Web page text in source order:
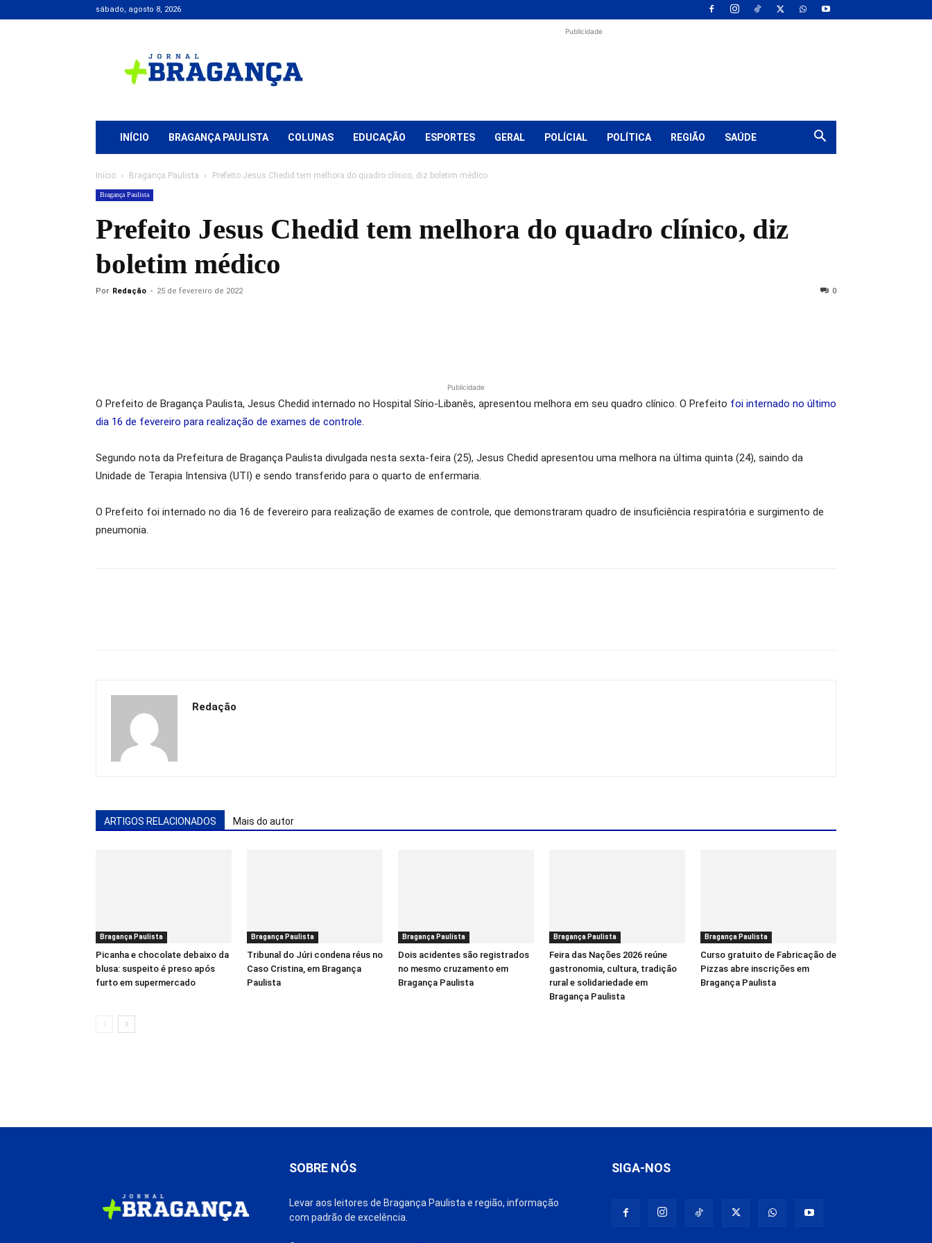
sábado, agosto 8, 2026
+
Bragança
Publicidade
INÍCIO BRAGANÇA PAULISTA COLUNAS EDUCAÇÃO ESPORTES GERAL POLÍCIAL POLÍTICA REGIÃO SAÚDE
Início Bragança Paulista Prefeito Jesus Chedid tem melhora do quadro clínico, diz boletim médico
Bragança Paulista
Prefeito Jesus Chedid tem melhora do quadro clínico, diz
boletim médico
Por Redação - 25 de fevereiro de 2022 0
Publicidade
O Prefeito de Bragança Paulista, Jesus Chedid internado no Hospital Sírio-Libanês, apresentou melhora em seu quadro clínico. O Prefeito foi internado no último
dia 16 de fevereiro para realização de exames de controle.
Segundo nota da Prefeitura de Bragança Paulista divulgada nesta sexta-feira (25), Jesus Chedid apresentou uma melhora na última quinta (24), saindo da
Unidade de Terapia Intensiva (UTI) e sendo transferido para o quarto de enfermaria.
O Prefeito foi internado no dia 16 de fevereiro para realização de exames de controle, que demonstraram quadro de insuficiência respiratória e surgimento de
pneumonia.
Redação
ARTIGOS RELACIONADOS Mais do autor
Bragança Paulista
Picanha e chocolate debaixo da
blusa: suspeito é preso após
furto em supermercado
Bragança Paulista
Tribunal do Júri condena réus no
Caso Cristina, em Bragança
Paulista
Bragança Paulista
Dois acidentes são registrados
no mesmo cruzamento em
Bragança Paulista
Bragança Paulista
Feira das Nações 2026 reúne
gastronomia, cultura, tradição
rural e solidariedade em
Bragança Paulista
Bragança Paulista
Curso gratuito de Fabricação de
Pizzas abre inscrições em
Bragança Paulista
SOBRE NÓS
Levar aos leitores de Bragança Paulista e região, informação
com padrão de excelência.
SIGA-NOS